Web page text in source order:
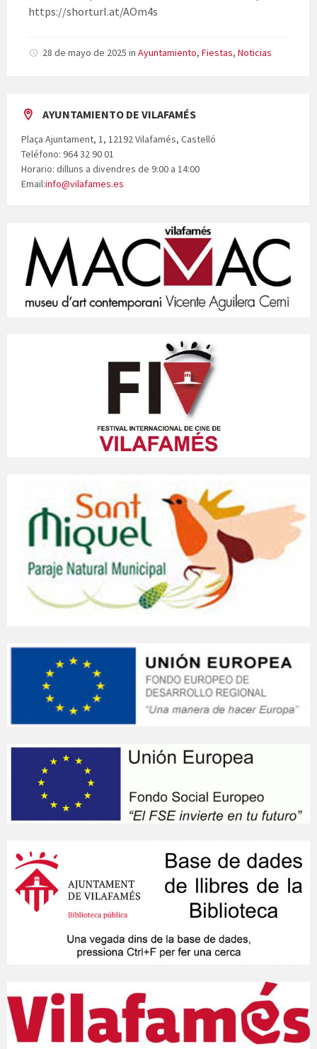
https://shorturl.at/AOm4s
28 de mayo de 2025 in Ayuntamiento, Fiestas, Noticias
AYUNTAMIENTO DE VILAFAMÉS
Plaça Ajuntament, 1, 12192 Vilafamés, Castelló
Teléfono: 964 32 90 01
Horario: dilluns a divendres de 9:00 a 14:00
Email:info@vilafames.es